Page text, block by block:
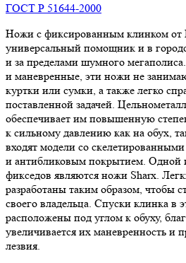
ГОСТ Р 51644-2000
Ножи с фиксированным клинком от
универсальный помощник и в
и за пределами шумного
и маневренные, эти ножи не
куртки или сумки, а также легко
поставленной задачей.
обеспечивает им повышенную
к сильному давлению как на обух,
входят модели со
и антибликовым покрытием. Одной
фикседов являются ножи Sharx.
разработаны таким образом, чтобы
своего владельца. Спуски клинка в
расположены под углом к обуху,
увеличивается их маневренность и
лезвия.